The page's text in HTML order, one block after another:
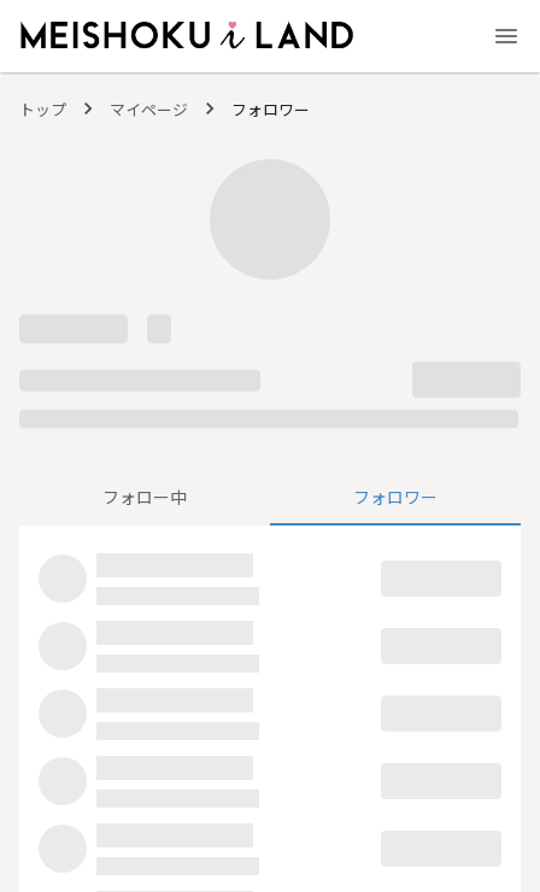
トップ マイページ フォロワー
フォロー中 フォロワー